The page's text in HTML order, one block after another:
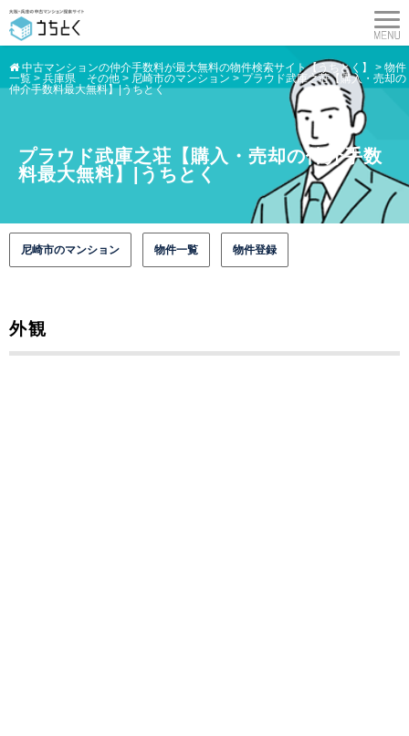
中古マンションの仲介手数料が最大無料の物件検索サイト【うちとく】 > 物件
一覧 > 兵庫県 その他 > 尼崎市のマンション > プラウド武庫之荘【購入・売却の
仲介手数料最大無料】|うちとく
プラウド武庫之荘【購入・売却の仲介手数
料最大無料】|うちとく
尼崎市のマンション 物件一覧 物件登録
外観